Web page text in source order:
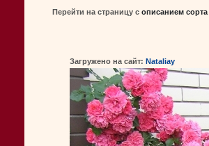
Перейти на страницу с описанием сорта
Загружено на сайт: Nataliay